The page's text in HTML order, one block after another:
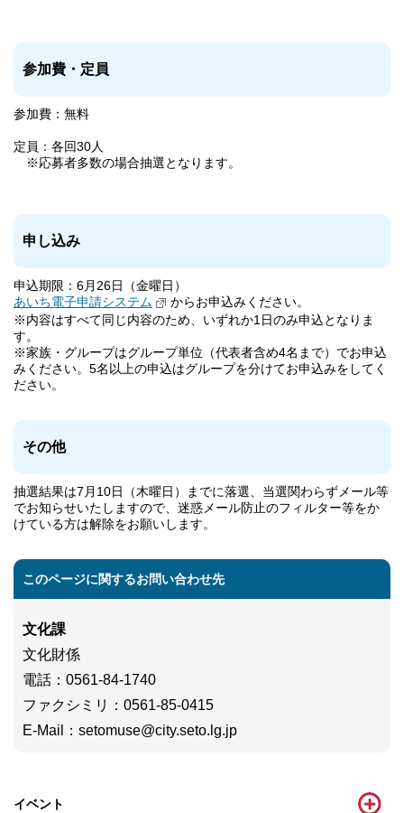
参加費・定員
参加費：無料
定員：各回30人
※応募者多数の場合抽選となります。
申し込み
申込期限：6月26日（金曜日）
あいち電子申請システム
からお申込みください。
※内容はすべて同じ内容のため、いずれか1日のみ申込となりま
す。
※家族・グループはグループ単位（代表者含め4名まで）でお申込
みください。5名以上の申込はグループを分けてお申込みをしてく
ださい。
その他
抽選結果は7月10日（木曜日）までに落選、当選関わらずメール等
でお知らせいたしますので、迷惑メール防止のフィルター等をか
けている方は解除をお願いします。
このページに関するお問い合わせ先
文化課
文化財係
電話 ：0561-84-1740
ファクシミリ
：0561-85-0415
E-Mail
： setomuse@city.seto.lg.jp
イベント